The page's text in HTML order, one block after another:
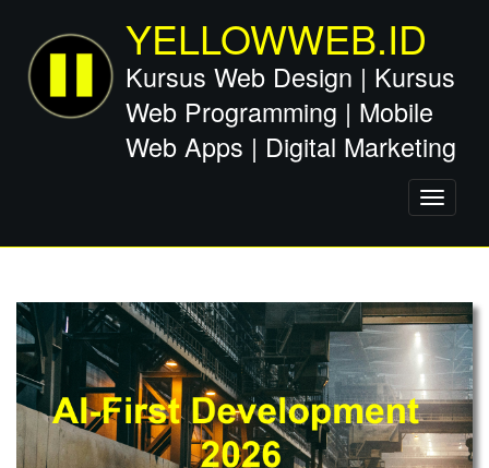
YELLOWWEB.ID
Kursus Web Design | Kursus
Web Programming | Mobile
Web Apps | Digital Marketing
Toggle